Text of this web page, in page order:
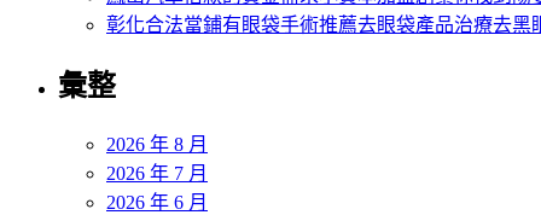
彰化合法當鋪有眼袋手術推薦去眼袋產品治療去黑
彙整
2026 年 8 月
2026 年 7 月
2026 年 6 月